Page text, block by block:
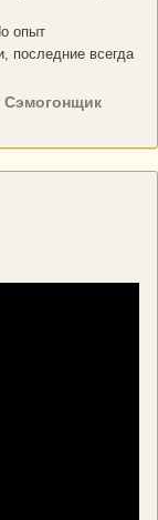
опыт
последние всегда
Сэмогонщик